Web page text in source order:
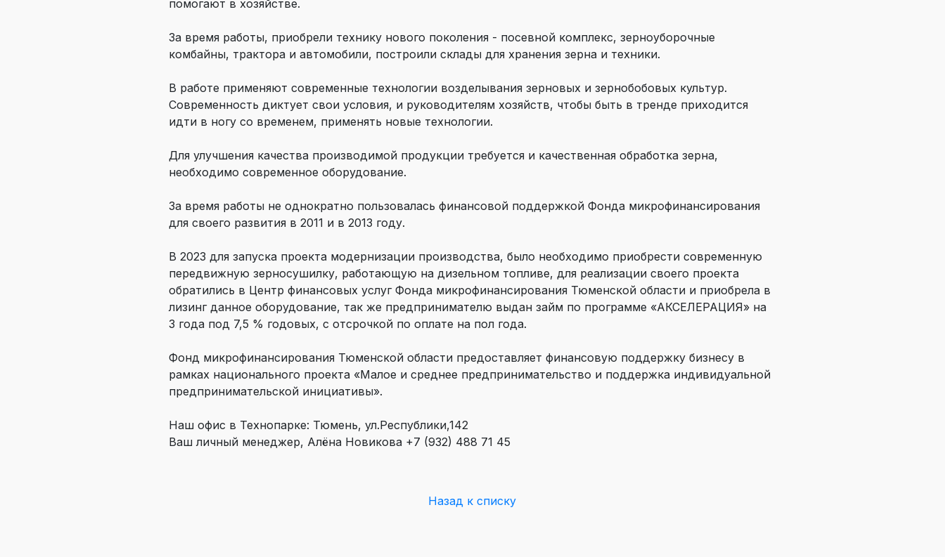
помогают в хозяйстве.
За время работы, приобрели технику нового поколения - посевной комплекс, зерноуборочные
комбайны, трактора и автомобили, построили склады для хранения зерна и техники.
В работе применяют современные технологии возделывания зерновых и зернобобовых культур.
Современность диктует свои условия, и руководителям хозяйств, чтобы быть в тренде приходится
идти в ногу со временем, применять новые технологии.
Для улучшения качества производимой продукции требуется и качественная обработка зерна,
необходимо современное оборудование.
За время работы не однократно пользовалась финансовой поддержкой Фонда микрофинансирования
для своего развития в 2011 и в 2013 году.
В 2023 для запуска проекта модернизации производства, было необходимо приобрести современную
передвижную зерносушилку, работающую на дизельном топливе, для реализации своего проекта
обратились в Центр финансовых услуг Фонда микрофинансирования Тюменской области и приобрела в
лизинг данное оборудование, так же предпринимателю выдан займ по программе «АКСЕЛЕРАЦИЯ» на
3 года под 7,5 % годовых, с отсрочкой по оплате на пол года.
Фонд микрофинансирования Тюменской области предоставляет финансовую поддержку бизнесу в
рамках национального проекта «Малое и среднее предпринимательство и поддержка индивидуальной
предпринимательской инициативы».
Наш офис в Технопарке: Тюмень, ул.Республики,142
Ваш личный менеджер, Алёна Новикова +7 (932) 488 71 45
Назад к списку